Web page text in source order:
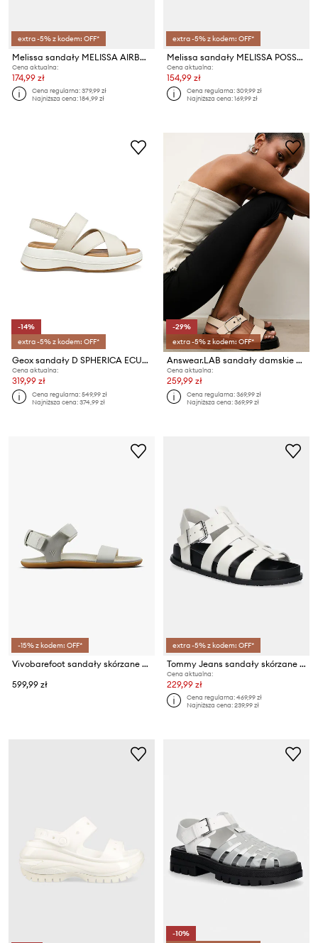
extra -5% z kodem: OFF*
Melissa sandały MELISSA AIRBUBBLE SANDAL AD
Cena aktualna:
174,99 zł
Cena regularna:379,99 zł
Najniższa cena:184,99 zł
extra -5% z kodem: OFF*
Melissa sandały MELISSA POSSESSION AD
Cena aktualna:
154,99 zł
Cena regularna:309,99 zł
Najniższa cena:169,99 zł
-14%
extra -5% z kodem: OFF*
Geox sandały D SPHERICA ECUB-3 S
Cena aktualna:
319,99 zł
Cena regularna:549,99 zł
Najniższa cena:374,99 zł
-29%
extra -5% z kodem: OFF*
Answear.LAB sandały damskie skórzane
Cena aktualna:
259,99 zł
Cena regularna:369,99 zł
Najniższa cena:369,99 zł
-15% z kodem: OFF*
Vivobarefoot sandały skórzane SENSUS YIN
599,99 zł
extra -5% z kodem: OFF*
Tommy Jeans sandały skórzane TJW FISHERMAN PATENT SANDAL
Cena aktualna:
229,99 zł
Cena regularna:469,99 zł
Najniższa cena:239,99 zł
-10%